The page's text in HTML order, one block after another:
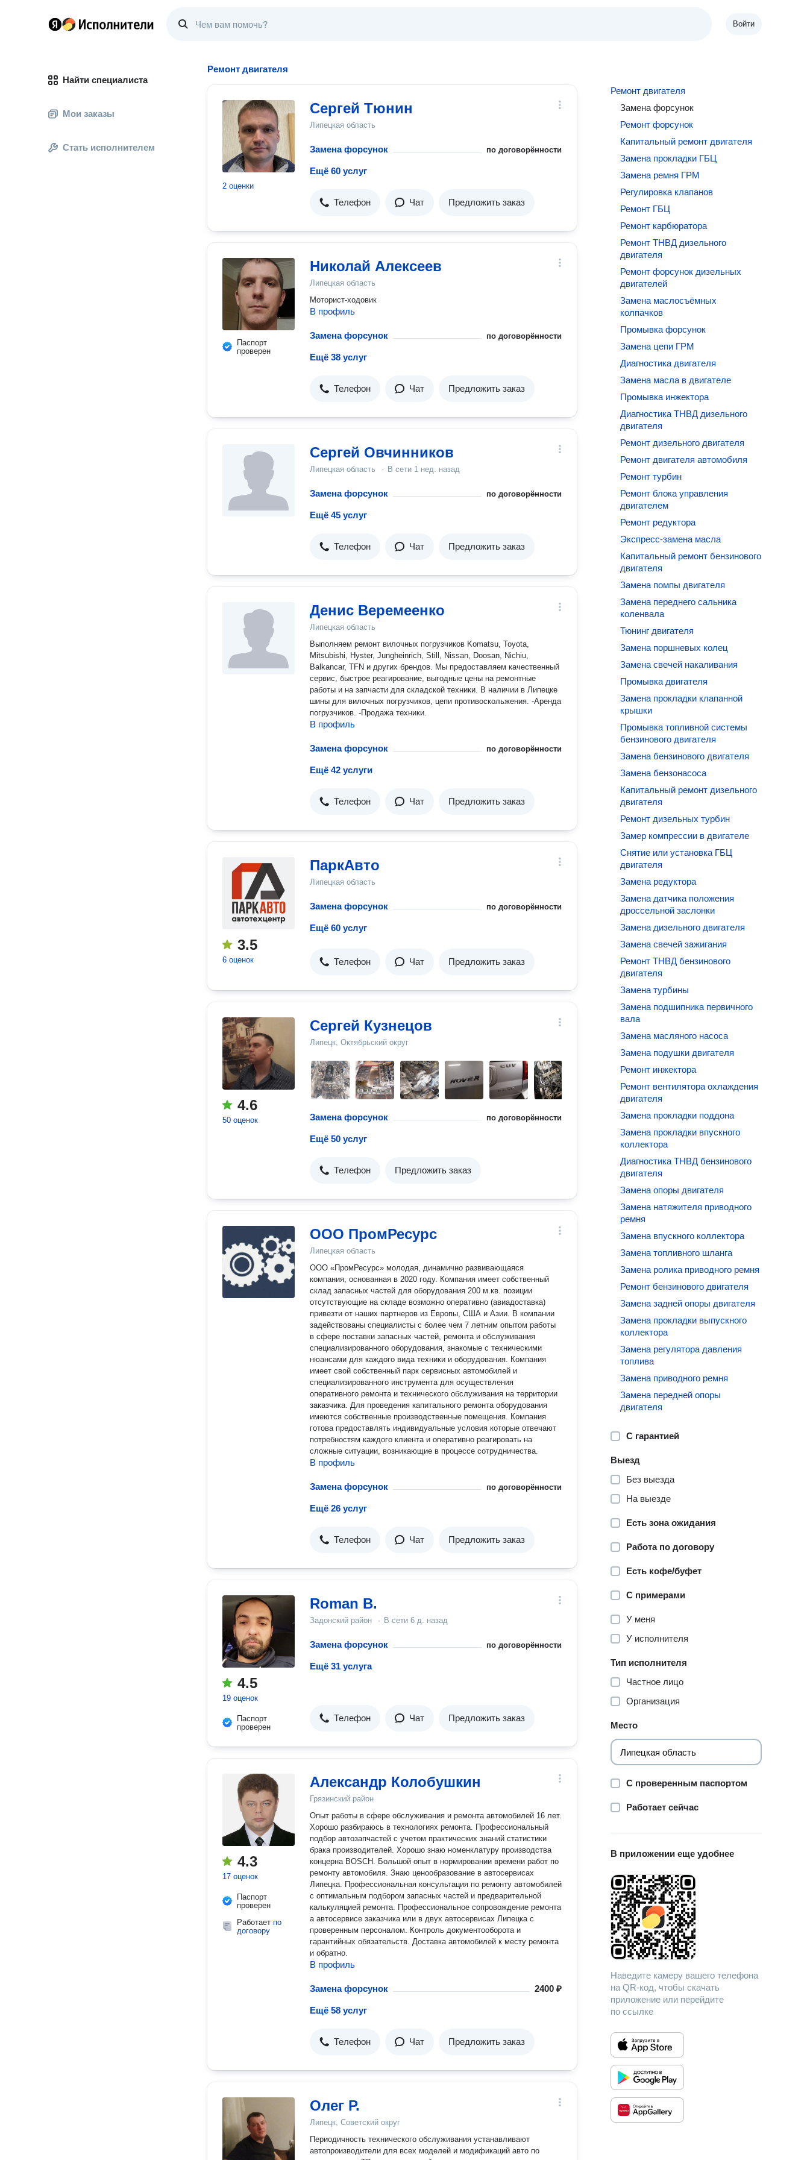
Войти
Найти специалиста
Мои заказы
Стать исполнителем
Ремонт двигателя
2 оценки
Сергей Тюнин
Липецкая область
Замена форсунок по договорённости
Ещё 60 услуг
Телефон Чат Предложить заказ
Паспорт
проверен
Николай Алексеев
Липецкая область
Моторист-ходовик
В профиль
Замена форсунок по договорённости
Ещё 38 услуг
Телефон Чат Предложить заказ
Сергей Овчинников
Липецкая область · В сети 1 нед. назад
Замена форсунок по договорённости
Ещё 45 услуг
Телефон Чат Предложить заказ
Денис Веремеенко
Липецкая область
Выполняем ремонт вилочных погрузчиков Komatsu, Toyota,
Mitsubishi, Hyster, Jungheinrich, Still, Nissan, Doosan, Nichiu,
Balkancar, TFN и других брендов. Мы предоставляем качественный
сервис, быстрое реагирование, выгодные цены на ремонтные
работы и на запчасти для складской техники. В наличии в Липецке
шины для вилочных погрузчиков, цепи противоскольжения. -Аренда
погрузчиков. -Продажа техники.
В профиль
Замена форсунок по договорённости
Ещё 42 услуги
Телефон Чат Предложить заказ
3.5
6 оценок
ПаркАвто
Липецкая область
Замена форсунок по договорённости
Ещё 60 услуг
Телефон Чат Предложить заказ
4.6
50 оценок
Сергей Кузнецов
Липецк, Октябрьский округ
Замена форсунок по договорённости
Ещё 50 услуг
Телефон Предложить заказ
ООО ПромРесурс
Липецкая область
ООО «ПромРесурс» молодая, динамично развивающаяся
компания, основанная в 2020 году. Компания имеет собственный
склад запасных частей для оборудования 200 м.кв. позиции
отсутствующие на складе возможно оперативно (авиадоставка)
привезти от наших партнеров из Европы, США и Азии. В компании
задействованы специалисты с более чем 7 летним опытом работы
в сфере поставки запасных частей, ремонта и обслуживания
специализированного оборудования, знакомые с техническими
нюансами для каждого вида техники и оборудования. Компания
имеет свой собственный парк сервисных автомобилей и
специализированного инструмента для осуществления
оперативного ремонта и технического обслуживания на территории
заказчика. Для проведения капитального ремонта оборудования
имеются собственные производственные помещения. Компания
готова предоставлять индивидуальные условия которые отвечают
потребностям каждого клиента и оперативно реагировать на
сложные ситуации, возникающие в процессе сотрудничества.
В профиль
Замена форсунок по договорённости
Ещё 26 услуг
Телефон Чат Предложить заказ
4.5
19 оценок
Паспорт
проверен
Roman B.
Задонский район · В сети 6 д. назад
Замена форсунок по договорённости
Ещё 31 услуга
Телефон Чат Предложить заказ
4.3
17 оценок
Паспорт
проверен
Работает по
договору
Александр Колобушкин
Грязинский район
Опыт работы в сфере обслуживания и ремонта автомобилей 16 лет.
Хорошо разбираюсь в технологиях ремонта. Профессиональный
подбор автозапчастей с учетом практических знаний статистики
брака производителей. Хорошо знаю номенклатуру производства
концерна BOSCH. Большой опыт в нормировании времени работ по
ремонту автомобиля. Знаю ценообразование в автосервисах
Липецка. Профессиональная консультация по ремонту автомобилей
с оптимальным подбором запасных частей и предварительной
калькуляцией ремонта. Профессиональное сопровождение ремонта
а автосервисе заказчика или в двух автосервисах Липецка с
проверенным персоналом. Контроль документооборота и
гарантийных обязательств. Доставка автомобилей к месту ремонта
и обратно.
В профиль
Замена форсунок 2400 ₽
Ещё 58 услуг
Телефон Чат Предложить заказ
Олег Р.
Липецк, Советский округ
Периодичность технического обслуживания устанавливают
автопроизводители для всех моделей и модификаций авто по
Ремонт двигателя
Замена форсунок
Ремонт форсунок
Капитальный ремонт двигателя
Замена прокладки ГБЦ
Замена ремня ГРМ
Регулировка клапанов
Ремонт ГБЦ
Ремонт карбюратора
Ремонт ТНВД дизельного
двигателя
Ремонт форсунок дизельных
двигателей
Замена маслосъёмных
колпачков
Промывка форсунок
Замена цепи ГРМ
Диагностика двигателя
Замена масла в двигателе
Промывка инжектора
Диагностика ТНВД дизельного
двигателя
Ремонт дизельного двигателя
Ремонт двигателя автомобиля
Ремонт турбин
Ремонт блока управления
двигателем
Ремонт редуктора
Экспресс-замена масла
Капитальный ремонт бензинового
двигателя
Замена помпы двигателя
Замена переднего сальника
коленвала
Тюнинг двигателя
Замена поршневых колец
Замена свечей накаливания
Промывка двигателя
Замена прокладки клапанной
крышки
Промывка топливной системы
бензинового двигателя
Замена бензинового двигателя
Замена бензонасоса
Капитальный ремонт дизельного
двигателя
Ремонт дизельных турбин
Замер компрессии в двигателе
Снятие или установка ГБЦ
двигателя
Замена редуктора
Замена датчика положения
дроссельной заслонки
Замена дизельного двигателя
Замена свечей зажигания
Ремонт ТНВД бензинового
двигателя
Замена турбины
Замена подшипника первичного
вала
Замена масляного насоса
Замена подушки двигателя
Ремонт инжектора
Ремонт вентилятора охлаждения
двигателя
Замена прокладки поддона
Замена прокладки впускного
коллектора
Диагностика ТНВД бензинового
двигателя
Замена опоры двигателя
Замена натяжителя приводного
ремня
Замена впускного коллектора
Замена топливного шланга
Замена ролика приводного ремня
Ремонт бензинового двигателя
Замена задней опоры двигателя
Замена прокладки выпускного
коллектора
Замена регулятора давления
топлива
Замена приводного ремня
Замена передней опоры
двигателя
С гарантией
Выезд
Без выезда
На выезде
Есть зона ожидания
Работа по договору
Есть кофе/буфет
С примерами
У меня
У исполнителя
Тип исполнителя
Частное лицо
Организация
Место
С проверенным паспортом
Работает сейчас
В приложении еще удобнее
Наведите камеру вашего телефона
на QR-код, чтобы скачать
приложение или перейдите
по ссылке